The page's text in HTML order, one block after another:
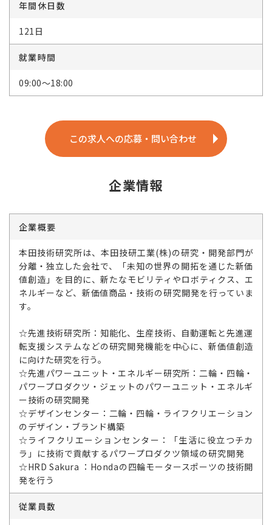
年間休日数
121日
就業時間
09:00～18:00
この求人への応募・問い合わせ
企業情報
企業概要
本田技術研究所は、本田技研工業(株)の研究・開発部門が
分離・独立した会社で、「未知の世界の開拓を通じた新価
値創造」を目的に、新たなモビリティやロボティクス、エ
ネルギーなど、新価値商品・技術の研究開発を行っていま
す。
☆先進技術研究所：知能化、生産技術、自動運転と先進運
転支援システムなどの研究開発機能を中心に、新価値創造
に向けた研究を行う。
☆先進パワーユニット・エネルギー研究所：二輪・四輪・
パワープロダクツ・ジェットのパワーユニット・エネルギ
ー技術の研究開発
☆デザインセンター：二輪・四輪・ライフクリエーション
のデザイン・ブランド構築
☆ライフクリエーションセンター：「生活に役立つチカ
ラ」に技術で貢献するパワープロダクツ領域の研究開発
☆HRD Sakura ：Hondaの四輪モータースポーツの技術開
発を行う
従業員数